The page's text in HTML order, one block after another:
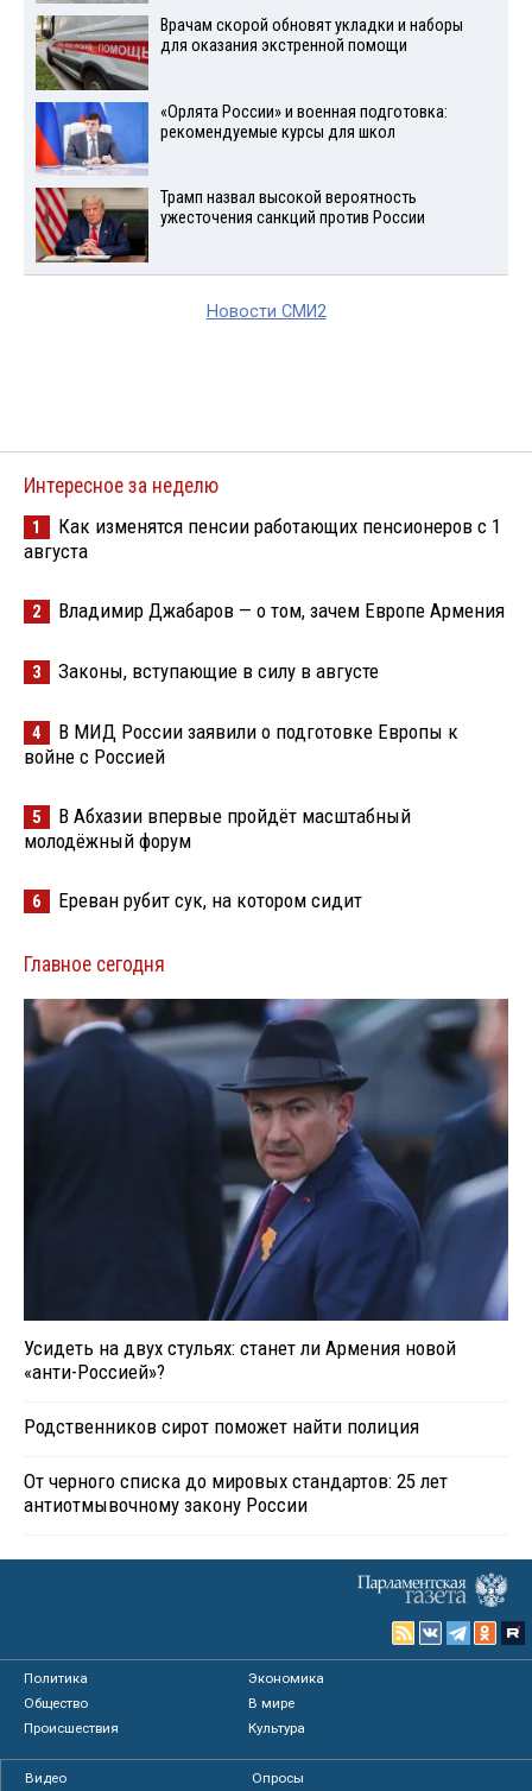
Врачам скорой обновят укладки и наборы
для оказания экстренной помощи
«Орлята России» и военная подготовка:
рекомендуемые курсы для школ
Трамп назвал высокой вероятность
ужесточения санкций против России
Новости СМИ2
Интересное за неделю
1
Как изменятся пенсии работающих пенсионеров с 1
августа
2 Владимир Джабаров — о том, зачем Европе Армения
3 Законы, вступающие в силу в августе
4
В МИД России заявили о подготовке Европы к
войне с Россией
5
В Абхазии впервые пройдёт масштабный
молодёжный форум
6 Ереван рубит сук, на котором сидит
Главное сегодня
Усидеть на двух стульях: станет ли Армения новой
«анти-Россией»?
Родственников сирот поможет найти полиция
От черного списка до мировых стандартов: 25 лет
антиотмывочному закону России
Политика
Экономика
Общество
В мире
Происшествия
Культура
Видео
Опросы